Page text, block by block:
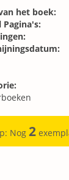
het boek:
Pagina's:
Nog 2